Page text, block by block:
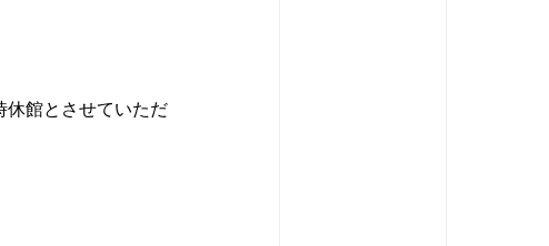
休館とさせていただ